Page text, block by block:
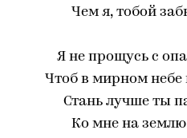
Чем я, тобой
Я не прощусь с
Чтоб в мирном небе
Стань лучше ты
Ко мне на